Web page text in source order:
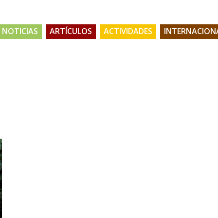
NOTICIAS ARTÍCULOS ACTIVIDADES